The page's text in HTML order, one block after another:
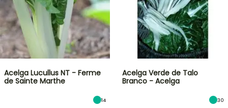
Acelga Lucullus NT - Ferme
de Sainte Marthe
14
Acelga Verde de Talo
Branco - Acelga
30